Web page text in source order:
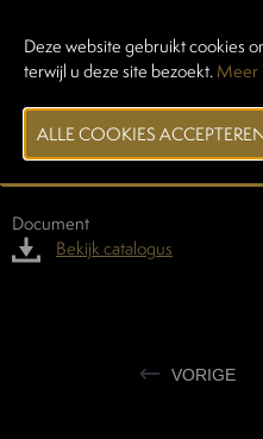
DELLAVALLE
15/02/2026
"Beste mortadella van Italië
2026. Een zuivere smaak en een
Document
Bekijk catalogus
VORIGE
Deze website gebruikt cookies
terwijl u deze site bezoekt.Meer